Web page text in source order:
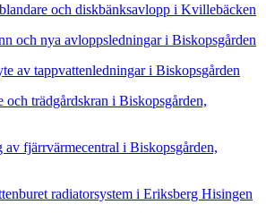
och diskbänksavlopp i Kvillebäcken
och nya avloppsledningar i Biskopsgården
av tappvattenledningar i Biskopsgården
och trädgårdskran i Biskopsgården,
av fjärrvärmecentral i Biskopsgården,
radiatorsystem i Eriksberg Hisingen